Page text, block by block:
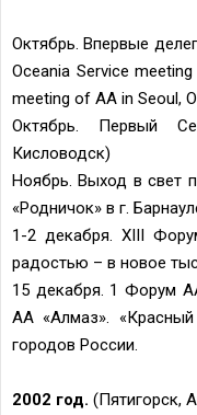
Октябрь. Впервые
Oceania Service
meeting of AA in Seoul,
Октябрь. Первый
Кисловодск)
Ноябрь. Выход в свет
«Родничок» в г.
1-2 декабря. XIII
радостью – в новое
15 декабря. 1 Форум
АА «Алмаз».
городов России.
2002 год. (Пятигорск,